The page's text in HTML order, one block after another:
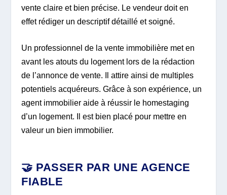
vente claire et bien précise. Le vendeur doit en
effet rédiger un descriptif détaillé et soigné.
Un professionnel de la vente immobilière met en
avant les atouts du logement lors de la rédaction
de l’annonce de vente. Il attire ainsi de multiples
potentiels acquéreurs. Grâce à son expérience, un
agent immobilier aide à réussir le homestaging
d’un logement. Il est bien placé pour mettre en
valeur un bien immobilier.
🤝 PASSER PAR UNE AGENCE
FIABLE